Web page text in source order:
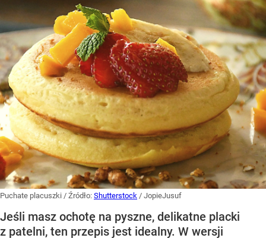
Puchate placuszki / Źródło: Shutterstock / JopieJusuf
Jeśli masz ochotę na pyszne, delikatne placki
z patelni, ten przepis jest idealny. W wersji